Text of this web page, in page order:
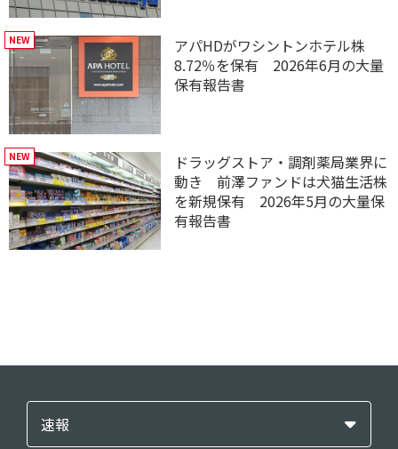
アパHDがワシントンホテル株
8.72％を保有 2026年6月の大量
保有報告書
ドラッグストア・調剤薬局業界に
動き 前澤ファンドは犬猫生活株
を新規保有 2026年5月の大量保
有報告書
速報